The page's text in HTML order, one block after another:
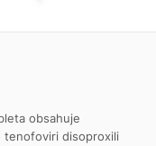
obsahuje
tenofoviri disoproxili